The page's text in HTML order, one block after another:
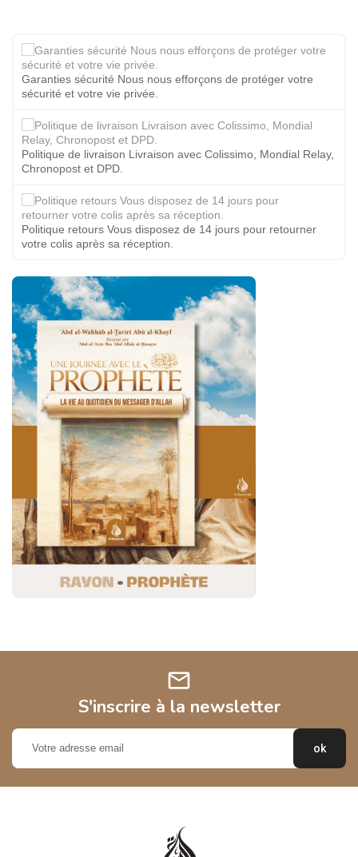
Garanties sécurité Nous nous efforçons de protéger votre
sécurité et votre vie privée.
Politique de livraison Livraison avec Colissimo, Mondial Relay,
Chronopost et DPD.
Politique retours Vous disposez de 14 jours pour retourner
votre colis après sa réception.
mail
S'inscrire à la newsletter